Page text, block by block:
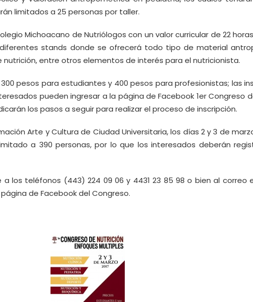
limitados a 25 personas por taller.
Michoacano de Nutriólogos con un valor curricular de 22
stands donde se ofrecerá todo tipo de material
nutrición, entre otros elementos de interés para el nutricionista.
pesos para estudiantes y 400 pesos para profesionistas; las
pueden ingresar a la página de Facebook 1er Congreso
los pasos a seguir para realizar el proceso de inscripción.
Arte y Cultura de Ciudad Universitaria, los días 2 y 3 de
a 390 personas, por lo que los interesados deberán
a los teléfonos (443) 224 09 06 y 4431 23 85 98 o bien al correo
de Facebook del Congreso.